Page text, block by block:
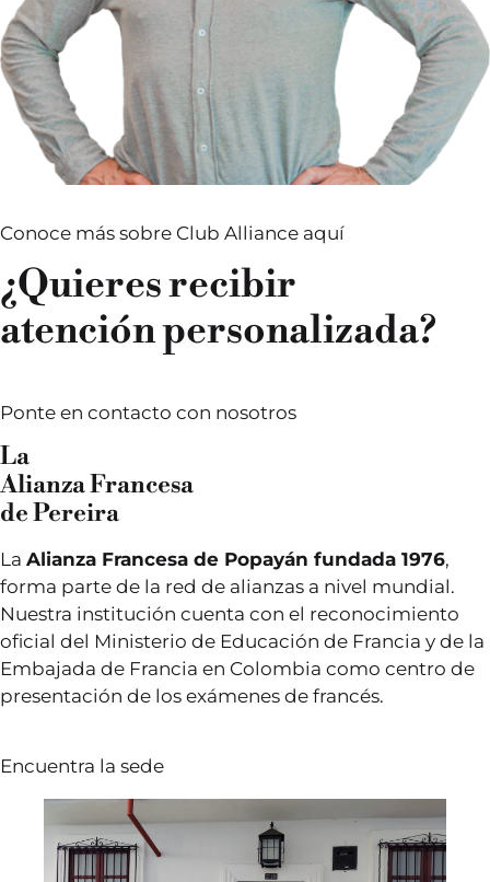
Conoce más sobre Club Alliance aquí
¿Quieres recibir
atención personalizada?
Ponte en contacto con nosotros
La
Alianza Francesa
de Pereira
La Alianza Francesa de Popayán fundada 1976,
forma parte de la red de alianzas a nivel mundial.
Nuestra institución cuenta con el reconocimiento
oficial del Ministerio de Educación de Francia y de la
Embajada de Francia en Colombia como centro de
presentación de los exámenes de francés.
Encuentra la sede